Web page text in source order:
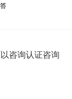
答
咨询认证咨询